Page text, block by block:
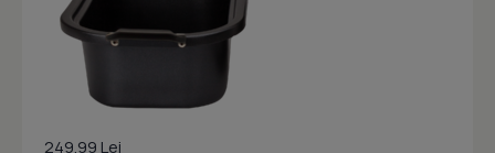
249.99 Lei